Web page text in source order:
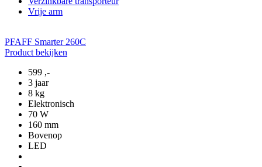
Vrije arm
PFAFF Smarter 260C
Product bekijken
599 ,-
3 jaar
8 kg
Elektronisch
70 W
160 mm
Bovenop
LED